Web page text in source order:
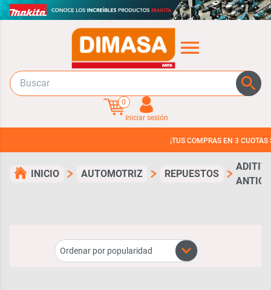
0
Iniciar sesión
¡TUS COMPRAS EN 3 CUOTAS SIN
INICIO AUTOMOTRIZ REPUESTOS